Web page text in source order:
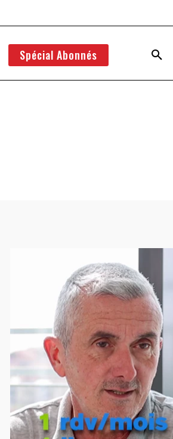
Spécial Abonnés